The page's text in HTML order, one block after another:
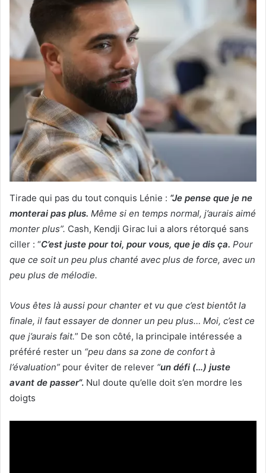
Tirade qui pas du tout conquis Lénie : “Je pense que je ne
monterai pas plus. Même si en temps normal, j’aurais aimé
monter plus”. Cash, Kendji Girac lui a alors rétorqué sans
ciller : “C’est juste pour toi, pour vous, que je dis ça. Pour
que ce soit un peu plus chanté avec plus de force, avec un
peu plus de mélodie.
Vous êtes là aussi pour chanter et vu que c’est bientôt la
finale, il faut essayer de donner un peu plus… Moi, c’est ce
que j’aurais fait.” De son côté, la principale intéressée a
préféré rester un “peu dans sa zone de confort à
l’évaluation” pour éviter de relever “un défi (…) juste
avant de passer“. Nul doute qu’elle doit s’en mordre les
doigts